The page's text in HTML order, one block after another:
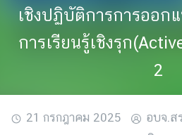
เชิงปฏิบัติการการออก
การเรียนรู้เชิงรุก
2
21 กรกฎาคม 2025 อบจ.ส